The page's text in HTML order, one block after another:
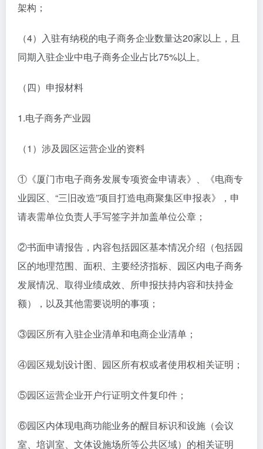
架构；
（4）入驻有纳税的电子商务企业数量达20家以上，且
同期入驻企业中电子商务企业占比75%以上。
（四）申报材料
1.电子商务产业园
（1）涉及园区运营企业的资料
①《厦门市电子商务发展专项资金申请表》、《电商专
业园区、“三旧改造”项目打造电商聚集区申报表》，申
请表需单位负责人手写签字并加盖单位公章；
②书面申请报告，内容包括园区基本情况介绍（包括园
区的地理范围、面积、主要经济指标、园区内电子商务
发展情况、取得业绩成效、所申报扶持内容和扶持金
额），以及其他需要说明的事项；
③园区所有入驻企业清单和电商企业清单；
④园区规划设计图、园区所有权或者使用权相关证明；
⑤园区运营企业开户行证明文件复印件；
⑥园区内体现电商功能业务的醒目标识和设施（会议
室、培训室、文体设施场所等公共区域）的相关证明